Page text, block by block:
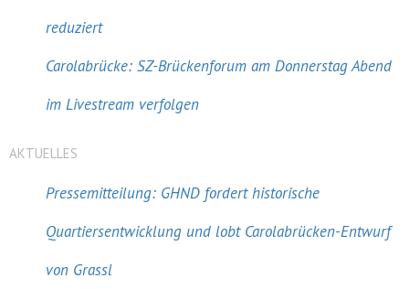
reduziert
Carolabrücke: SZ-Brückenforum am Donnerstag Abend
im Livestream verfolgen
AKTUELLES
Pressemitteilung: GHND fordert historische
Quartiersentwicklung und lobt Carolabrücken-Entwurf
von Grassl